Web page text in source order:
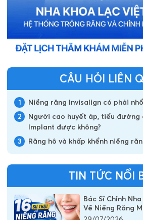
CÂU HỎI LIÊN
1
Niềng răng Invisalign có phải
2
Người cao huyết áp, tiểu đường
Implant được không?
3
Răng hô và khấp khểnh niềng
TIN TỨC NỔI
Bác Sĩ Chỉnh
Về Niềng Răng
Vẫn Đang Hiểu Sai